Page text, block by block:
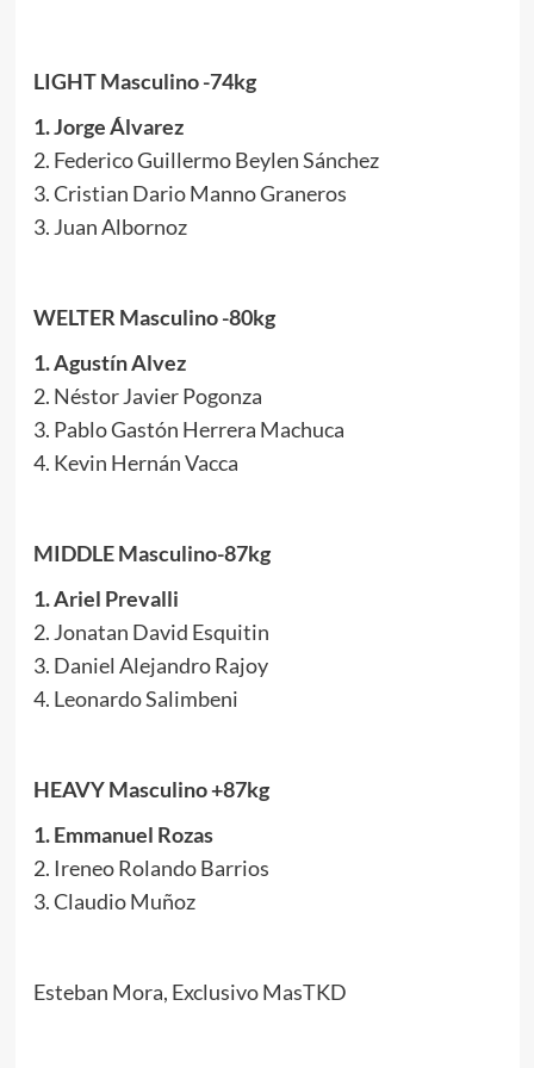
LIGHT Masculino -74kg
1. Jorge Álvarez
2. Federico Guillermo Beylen Sánchez
3. Cristian Dario Manno Graneros
3. Juan Albornoz
WELTER Masculino -80kg
1. Agustín Alvez
2. Néstor Javier Pogonza
3. Pablo Gastón Herrera Machuca
4. Kevin Hernán Vacca
MIDDLE Masculino-87kg
1. Ariel Prevalli
2. Jonatan David Esquitin
3. Daniel Alejandro Rajoy
4. Leonardo Salimbeni
HEAVY Masculino +87kg
1. Emmanuel Rozas
2. Ireneo Rolando Barrios
3. Claudio Muñoz
Esteban Mora, Exclusivo MasTKD